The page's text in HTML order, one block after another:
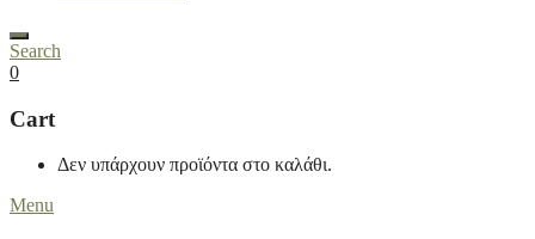
Search
0
Cart
Δεν υπάρχουν προϊόντα στο καλάθι.
Menu